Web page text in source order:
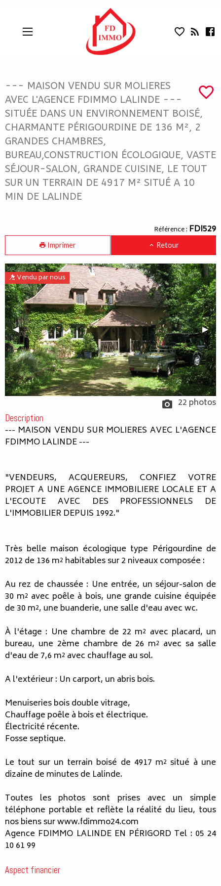
--- MAISON VENDU SUR
Liens
--- MAISON VENDU SUR MOLIERES
AVEC L'AGENCE FDIMMO LALINDE ---
SITUÉE DANS UN ENVIRONNEMENT BOISÉ,
CHARMANTE PÉRIGOURDINE DE 136 M², 2
GRANDES CHAMBRES,
BUREAU,CONSTRUCTION ÉCOLOGIQUE, VASTE
SÉJOUR-SALON, GRANDE CUISINE, LE TOUT
SUR UN TERRAIN DE 4917 M² SITUÉ A 10
MIN DE LALINDE
Référence : FDI529
Imprimer Retour
Vendu par nous
Previous Slide
◀︎ ▶︎
22 photos
Description
--- MAISON VENDU SUR MOLIERES AVEC L'AGENCE
FDIMMO LALINDE ---
"VENDEURS, ACQUEREURS, CONFIEZ VOTRE
PROJET A UNE AGENCE IMMOBILIERE LOCALE ET A
L'ECOUTE AVEC DES PROFESSIONNELS DE
L'IMMOBILIER DEPUIS 1992."
Très belle maison écologique type Périgourdine de
2012 de 136 m² habitables sur 2 niveaux composée :
Au rez de chaussée : Une entrée, un séjour-salon de
30 m² avec poêle à bois, une grande cuisine équipée
de 30 m², une buanderie, une salle d'eau avec wc.
À l'étage : Une chambre de 22 m² avec placard, un
bureau, une 2ème chambre de 26 m² avec sa salle
d'eau de 7,6 m² avec chauffage au sol.
A l'extérieur : Un carport, un abris bois.
Menuiseries bois double vitrage,
Chauffage poêle à bois et électrique.
Électricité récente.
Fosse septique.
Le tout sur un terrain boisé de 4917 m² situé à une
dizaine de minutes de Lalinde.
Toutes les photos sont prises avec un simple
téléphone portable et reflète la réalité du lieu, tous
nos biens sur www.fdimmo24.com
Agence FDIMMO LALINDE EN PÉRIGORD Tel : 05 24
10 61 99
Aspect financier